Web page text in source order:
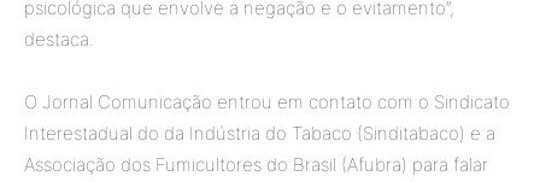
psicológica que envolve a negação e o evitamento”,
destaca.
O Jornal Comunicação entrou em contato com o Sindicato
Interestadual do da Indústria do Tabaco (Sinditabaco) e a
Associação dos Fumicultores do Brasil (Afubra) para falar